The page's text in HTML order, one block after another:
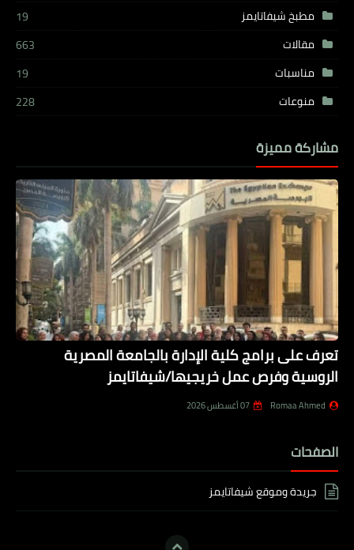
مطبخ شيفاتايمز
19
مقالات
663
مناسبات
19
منوعات
228
مشاركة مميزة
تعرف على برامج كلية الإدارة بالجامعة المصرية
الروسية وفرص عمل خريجيها/شيفاتايمز
Romaa Ahmed 07 أغسطس 2026
الصفحات
جريدة وموقع شيفاتايمز